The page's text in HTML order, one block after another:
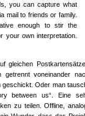
you can capture what
mail to friends or family.
enough to stir the
your own interpretation.
gleichen
voneinander
geschickt. Oder man
between us“. Eine
zu teilen. Offline,